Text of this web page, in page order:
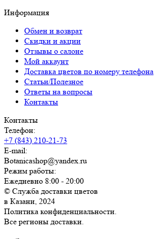
Информация
Обмен и возврат
Скидки и акции
Отзывы о салоне
Мой аккаунт
Доставка цветов по номеру телефона
Статьи/Полезное
Ответы на вопросы
Контакты
Контакты
Телефон:
+7 (843) 210-21-73
E-mail:
Botanicashop@yandex.ru
Режим работы:
Ежедневно 8:00 - 20:00
© Служба доставки цветов
в Казани, 2024
Политика конфиденциальности.
Все регионы доставки.